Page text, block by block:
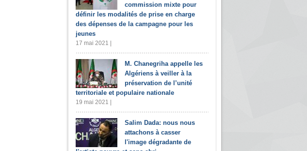
commission mixte pour
définir les modalités de prise en charge
des dépenses de la campagne pour les
jeunes
17 mai 2021 |
M. Chanegriha appelle les
Algériens à veiller à la
préservation de l’unité
territoriale et populaire nationale
19 mai 2021 |
Salim Dada: nous nous
attachons à casser
l'image dégradante de